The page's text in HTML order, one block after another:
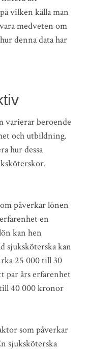
vilken källa man
medveten om
denna data har
varierar beroende
och utbildning.
hur dessa
påverkar lönen
en
kan hen
sjuksköterska kan
25 000 till 30
par års erfarenhet
40 000 kronor
som påverkar
sjuksköterska